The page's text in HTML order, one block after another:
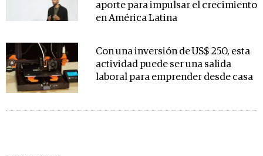
aporte para impulsar el crecimiento
en América Latina
Con una inversión de US$ 250, esta
actividad puede ser una salida
laboral para emprender desde casa